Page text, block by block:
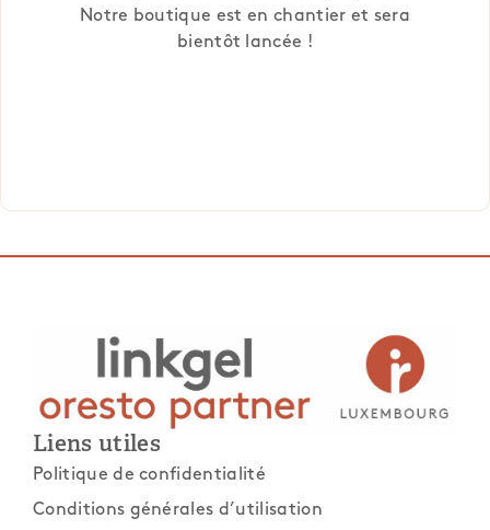
Notre boutique est en chantier et sera
bientôt lancée !
Liens utiles
Politique de confidentialité
Conditions générales d’utilisation